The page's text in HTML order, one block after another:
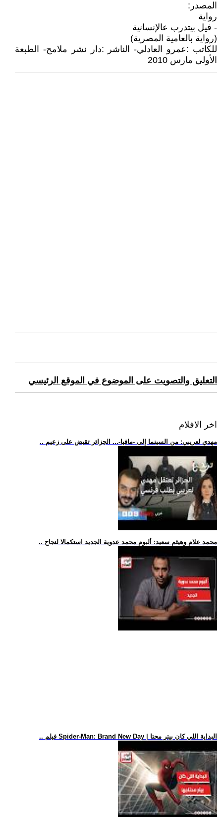
المصدر:
رواية
- فيل بيتدرب عالإنسانية
(رواية بالعامية المصرية)
للكاتب :عمرو العادلي- الناشر :دار نشر ملامح- الطبعة
الأولى مارس 2010
التعليق والتصويت على الموضوع في الموقع الرئيسي
اخر الافلام
.. مهدي لعريبي: من السينما إلى -مافيا-... الجزائر تقبض على زعيم
.. محمد علام وهيثم سعيد: ألبوم محمد عدوية الجديد استكمالا لنجاح
.. فيلم Spider-Man: Brand New Day | البداية اللي كان بيتر محتا